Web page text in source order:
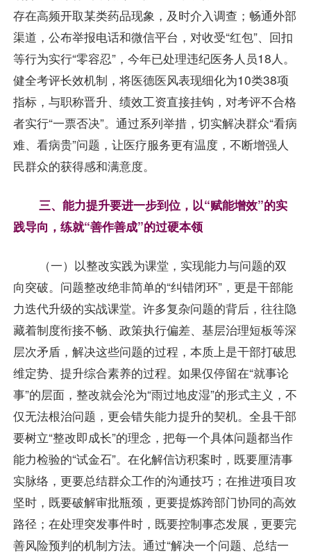
存在高频开取某类药品现象，及时介入调查；畅通外部
渠道，公布举报电话和微信平台，对收受“红包”、回扣
等行为实行“零容忍”，今年已处理违纪医务人员18人。
健全考评长效机制，将医德医风表现细化为10类38项
指标，与职称晋升、绩效工资直接挂钩，对考评不合格
者实行“一票否决”。通过系列举措，切实解决群众“看病
难、看病贵”问题，让医疗服务更有温度，不断增强人
民群众的获得感和满意度。
三、能力提升要进一步到位，以“赋能增效”的实
践导向，练就“善作善成”的过硬本领
（一）以整改实践为课堂，实现能力与问题的双
向突破。问题整改绝非简单的“纠错闭环”，更是干部能
力迭代升级的实战课堂。许多复杂问题的背后，往往隐
藏着制度衔接不畅、政策执行偏差、基层治理短板等深
层次矛盾，解决这些问题的过程，本质上是干部打破思
维定势、提升综合素养的过程。如果仅停留在“就事论
事”的层面，整改就会沦为“雨过地皮湿”的形式主义，不
仅无法根治问题，更会错失能力提升的契机。全县干部
要树立“整改即成长”的理念，把每一个具体问题都当作
能力检验的“试金石”。在化解信访积案时，既要厘清事
实脉络，更要总结群众工作的沟通技巧；在推进项目攻
坚时，既要破解审批瓶颈，更要提炼跨部门协同的高效
路径；在处理突发事件时，既要控制事态发展，更要完
善风险预判的机制方法。通过“解决一个问题、总结一